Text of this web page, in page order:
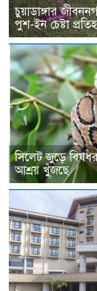
চুয়াডাঙ্গার
পুশ-ইন চেষ্টা
সিলেট জুড়ে
আশ্রয় খুঁজছে